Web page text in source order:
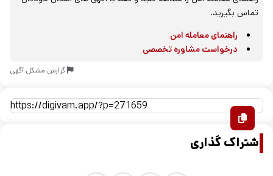
تماس بگیرید.
راهنمای معامله امن
درخواست مشاوره تخصصی
گزارش مشکل آگهی
اشتراک گذاری